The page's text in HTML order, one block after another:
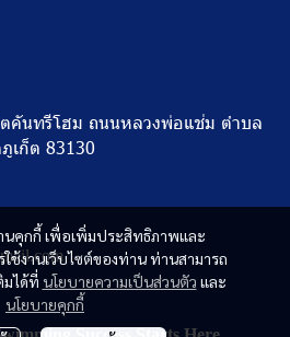
นคุกกี้ เพื่อเพิ่มประสิทธิภาพและ
ช้งานเว็บไซต์ของท่าน ท่านสามารถ
มได้ที่ นโยบายความเป็นส่วนตัว และ
นโยบายคุกกี้
ตคันทรีโฮม ถนนหลวงพ่อแช่ม ตำบล
เก็ต 83130